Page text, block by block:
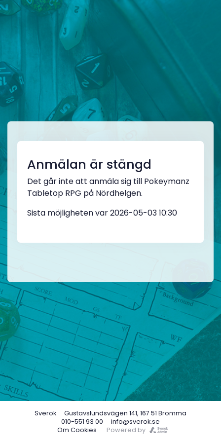
Anmälan är stängd
Det går inte att anmäla sig till Pokeymanz
Tabletop RPG på Nördhelgen.
Sista möjligheten var 2026-05-03 10:30
Om Cookies Powered by
Sverok
Gustavslundsvägen 141, 167 51 Bromma
010-551 93 00
info@sverok.se